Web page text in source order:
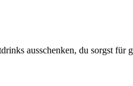
ausschenken, du sorgst für